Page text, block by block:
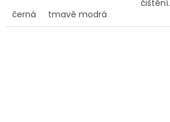
černá tmavě modrá
čištění.